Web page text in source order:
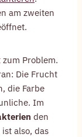
am zweiten
Problem.
Die Frucht
die Farbe
Im
den
also, das